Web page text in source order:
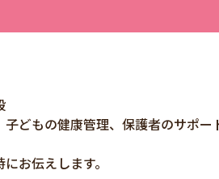
どもの健康管理、保護者のサポー
お伝えします。